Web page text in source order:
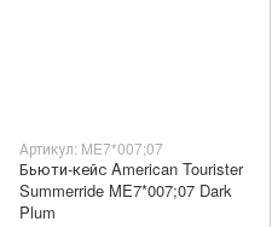
Артикул: ME7*007;07
Бьюти-кейс American Tourister
Summerride ME7*007;07 Dark
Plum